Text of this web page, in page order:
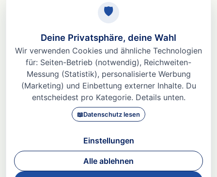
kurze Antwort lautet: Nein, aber er kann
Fruchtbarkeit aus dem Gleichgewicht
bringen. Denn Stress
Weiterlesen »